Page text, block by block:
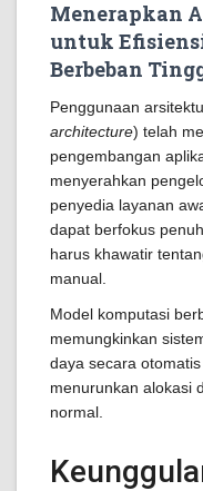
Menerapkan
untuk
Berbeban
Penggunaan
architecture) telah
pengembangan
menyerahkan
penyedia layanan
dapat berfokus
harus khawatir
manual.
Model komputasi
memungkinkan
daya secara
menurunkan alokasi
normal.